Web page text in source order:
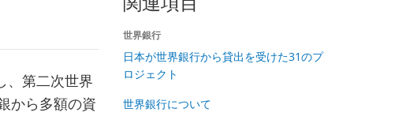
、第二次世界
から多額の資
関連項目
世界銀行
日本が世界銀行から貸出を受けた31のプ
ロジェクト
世界銀行について